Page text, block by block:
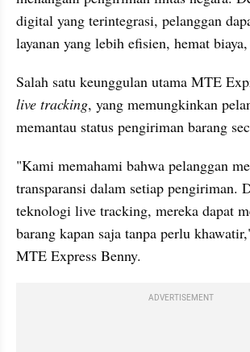
digital yang terintegrasi, pelanggan
layanan yang lebih efisien, hemat
live tracking, yang memungkinkan
memantau status pengiriman barang
"Kami memahami bahwa pelanggan
transparansi dalam setiap pengiriman.
teknologi live tracking, mereka dapat
barang kapan saja tanpa perlu
MTE Express Benny.
ADVERTISEMENT